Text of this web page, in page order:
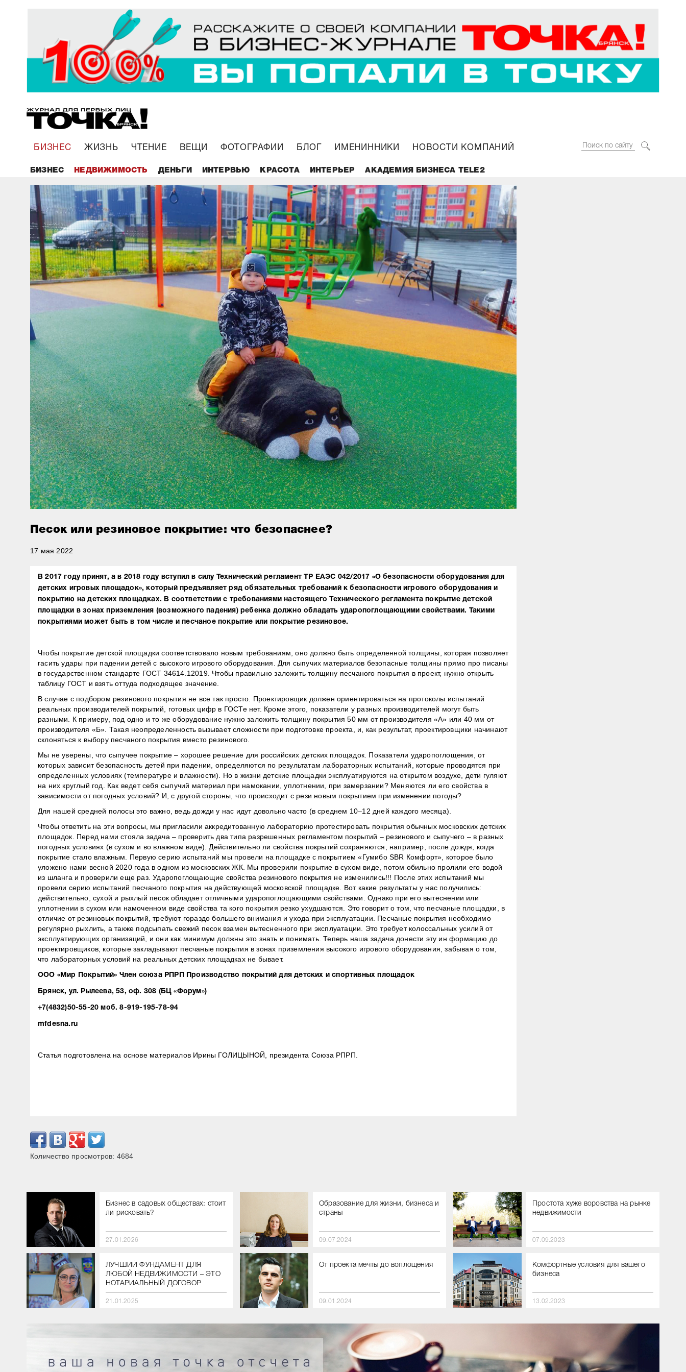
БИЗНЕС ЖИЗНЬ ЧТЕНИЕ ВЕЩИ ФОТОГРАФИИ БЛОГ ИМЕНИННИКИ НОВОСТИ КОМПАНИЙ
БИЗНЕС НЕДВИЖИМОСТЬ ДЕНЬГИ ИНТЕРВЬЮ КРАСОТА ИНТЕРЬЕР АКАДЕМИЯ БИЗНЕСА TELE2
Песок или резиновое покрытие: что безопаснее?
17 мая 2022
В 2017 году принят, а в 2018 году вступил в силу Технический регламент ТР ЕАЭС 042/2017 «О безопасности оборудования для
детских игровых площадок», который предъявляет ряд обязательных требований к безопасности игрового оборудования и
покрытию на детских площадках. В соответствии с требованиями настоящего Технического регламента покрытие детской
площадки в зонах приземления (возможного падения) ребенка должно обладать ударопоглощающими свойствами. Такими
покрытиями может быть в том числе и песчаное покрытие или покрытие резиновое.
Чтобы покрытие детской площадки соответствовало новым требованиям, оно должно быть определенной толщины, которая позволяет
гасить удары при падении детей с высокого игрового оборудования. Для сыпучих материалов безопасные толщины прямо про писаны
в государственном стандарте ГОСТ 34614.12019. Чтобы правильно заложить толщину песчаного покрытия в проект, нужно открыть
таблицу ГОСТ и взять оттуда подходящее значение.
В случае с подбором резинового покрытия не все так просто. Проектировщик должен ориентироваться на протоколы испытаний
реальных производителей покрытий, готовых цифр в ГОСТе нет. Кроме этого, показатели у разных производителей могут быть
разными. К примеру, под одно и то же оборудование нужно заложить толщину покрытия 50 мм от производителя «А» или 40 мм от
производителя «Б». Такая неопределенность вызывает сложности при подготовке проекта, и, как результат, проектировщики начинают
склоняться к выбору песчаного покрытия вместо резинового.
Мы не уверены, что сыпучее покрытие – хорошее решение для российских детских площадок. Показатели ударопоглощения, от
которых зависит безопасность детей при падении, определяются по результатам лабораторных испытаний, которые проводятся при
определенных условиях (температуре и влажности). Но в жизни детские площадки эксплуатируются на открытом воздухе, дети гуляют
на них круглый год. Как ведет себя сыпучий материал при намокании, уплотнении, при замерзании? Меняются ли его свойства в
зависимости от погодных условий? И, с другой стороны, что происходит с рези новым покрытием при изменении погоды?
Для нашей средней полосы это важно, ведь дожди у нас идут довольно часто (в среднем 10–12 дней каждого месяца).
Чтобы ответить на эти вопросы, мы пригласили аккредитованную лабораторию протестировать покрытия обычных московских детских
площадок. Перед нами стояла задача – проверить два типа разрешенных регламентом покрытий – резинового и сыпучего – в разных
погодных условиях (в сухом и во влажном виде). Действительно ли свойства покрытий сохраняются, например, после дождя, когда
покрытие стало влажным. Первую серию испытаний мы провели на площадке с покрытием «Гумибо SBR Комфорт», которое было
уложено нами весной 2020 года в одном из московских ЖК. Мы проверили покрытие в сухом виде, потом обильно пролили его водой
из шланга и проверили еще раз. Ударопоглощающие свойства резинового покрытия не изменились!!! После этих испытаний мы
провели серию испытаний песчаного покрытия на действующей московской площадке. Вот какие результаты у нас получились:
действительно, сухой и рыхлый песок обладает отличными ударопоглощающими свойствами. Однако при его вытеснении или
уплотнении в сухом или намоченном виде свойства та кого покрытия резко ухудшаются. Это говорит о том, что песчаные площадки, в
отличие от резиновых покрытий, требуют гораздо большего внимания и ухода при эксплуатации. Песчаные покрытия необходимо
регулярно рыхлить, а также подсыпать свежий песок взамен вытесненного при эксплуатации. Это требует колоссальных усилий от
эксплуатирующих организаций, и они как минимум должны это знать и понимать. Теперь наша задача донести эту ин формацию до
проектировщиков, которые закладывают песчаные покрытия в зонах приземления высокого игрового оборудования, забывая о том,
что лабораторных условий на реальных детских площадках не бывает.
ООО «Мир Покрытий» Член союза РПРП Производство покрытий для детских и спортивных площадок
Брянск, ул. Рылеева, 53, оф. 308 (БЦ «Форум»)
+7(4832)50-55-20 моб. 8-919-195-78-94
mfdesna.ru
Статья подготовлена на основе материалов Ирины ГОЛИЦЫНОЙ, президента Союза РПРП.
Количество просмотров: 4684
Бизнес в садовых обществах: стоит
ли рисковать?
27.01.2026
ЛУЧШИЙ ФУНДАМЕНТ ДЛЯ
ЛЮБОЙ НЕДВИЖИМОСТИ – ЭТО
НОТАРИАЛЬНЫЙ ДОГОВОР
21.01.2025
Образование для жизни, бизнеса и
страны
09.07.2024
От проекта мечты до воплощения
09.01.2024
Простота хуже воровства на рынке
недвижимости
07.09.2023
Комфортные условия для вашего
бизнеса
13.02.2023